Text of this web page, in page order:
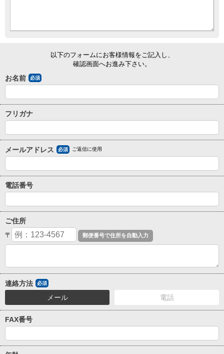
以下のフォームにお客様情報をご記入し、
確認画面へお進み下さい。
お名前 必須
フリガナ
メールアドレス 必須 ご返信に使用
電話番号
ご住所
〒
連絡方法 必須
メール 電話
FAX番号